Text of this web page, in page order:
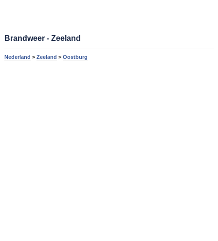
Brandweer - Zeeland
Nederland > Zeeland > Oostburg